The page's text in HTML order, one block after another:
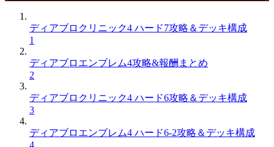
ディアブロクリニック4 ハード7攻略＆デッキ構成
1
ディアブロエンブレム4攻略&報酬まとめ
2
ディアブロクリニック4 ハード6攻略＆デッキ構成
3
ディアブロエンブレム4 ハード6-2攻略＆デッキ構成
4